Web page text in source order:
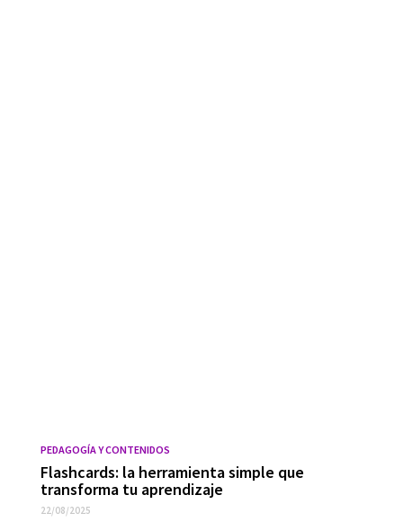
PEDAGOGÍA Y CONTENIDOS
Flashcards: la herramienta simple que
transforma tu aprendizaje
22/08/2025